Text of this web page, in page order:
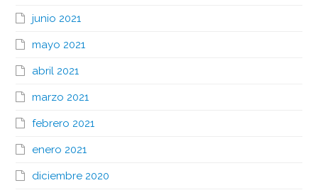
junio 2021
mayo 2021
abril 2021
marzo 2021
febrero 2021
enero 2021
diciembre 2020